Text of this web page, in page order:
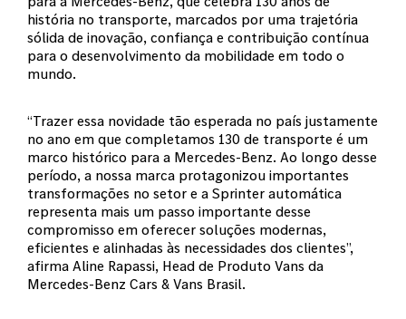
história no transporte, marcados por uma trajetória
sólida de inovação, confiança e contribuição contínua
para o desenvolvimento da mobilidade em todo o
mundo.
“Trazer essa novidade tão esperada no país justamente
no ano em que completamos 130 de transporte é um
marco histórico para a Mercedes-Benz. Ao longo desse
período, a nossa marca protagonizou importantes
transformações no setor e a Sprinter automática
representa mais um passo importante desse
compromisso em oferecer soluções modernas,
eficientes e alinhadas às necessidades dos clientes”,
afirma Aline Rapassi, Head de Produto Vans da
Mercedes-Benz Cars & Vans Brasil.